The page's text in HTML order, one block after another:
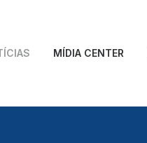
MÍDIA CENTER